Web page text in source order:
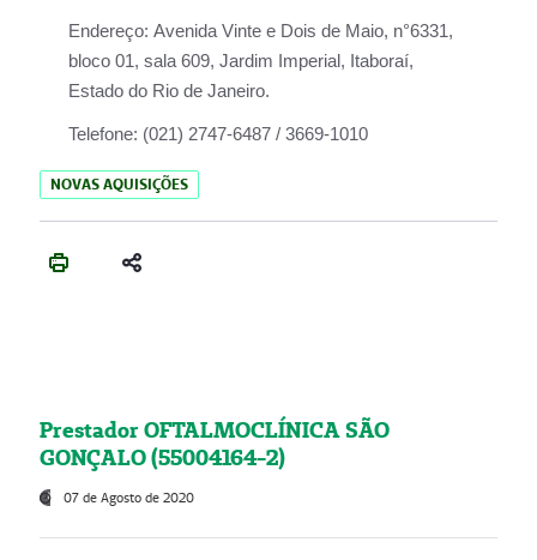
Endereço: Avenida Vinte e Dois de Maio, n°6331,
bloco 01, sala 609, Jardim Imperial, Itaboraí,
Estado do Rio de Janeiro.
Telefone: (021) 2747-6487 / 3669-1010
NOVAS AQUISIÇÕES
Prestador OFTALMOCLÍNICA SÃO
GONÇALO (55004164-2)
07 de Agosto de 2020